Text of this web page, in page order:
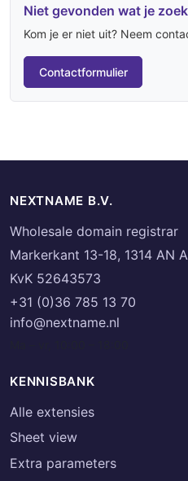
Niet gevonden wat je
Kom je er niet uit? Neem
Contactformulier
NEXTNAME B.V.
Wholesale domain registrar
Markerkant 13-18, 1314 AN
KvK 52643573
+31 (0)36 785 13 70
info@nextname.nl
KENNISBANK
Alle extensies
Sheet view
Extra parameters